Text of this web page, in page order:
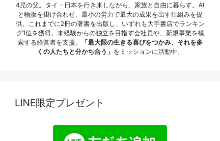
4児の父。タイ・日本を行き来しながら、家族と自由に暮らす。AI
と物販を掛け合わせ、最小の労力で最大の成果を出す仕組みを提
供。これまでに2冊の著書を出版し、いずれも大手書店でランキン
グ1位を獲得。未経験からの独立を目指す会社員や、新規事業を模
索する経営者を支援。
「最大限の生きる喜びをつかみ、それを多
くの人たちと分かち合う」 をミッションに活動中。
LINE限定プレゼント